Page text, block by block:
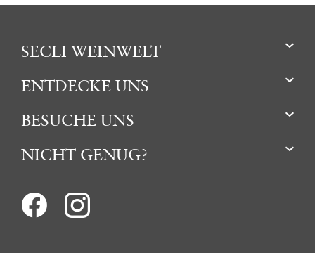
SECLI WEINWELT
ENTDECKE UNS
BESUCHE UNS
NICHT GENUG?